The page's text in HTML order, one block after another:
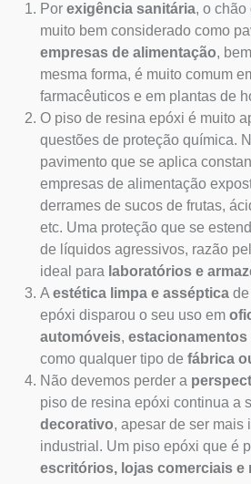
Por exigência sanitária, o chão
muito bem considerado como
empresas de alimentação,
mesma forma, é muito comum
farmacêuticos e em plantas de
O piso de resina epóxi é muito
questões de proteção química.
pavimento que se aplica
empresas de alimentação
derrames de sucos de frutas,
etc. Uma proteção que se
de líquidos agressivos, razão
ideal para laboratórios e
Aestética limpa e asséptica
epóxi disparou o seu uso em
automóveis, estacionamentos
como qualquer tipo de fábrica
Não devemos perder a
piso de resina epóxi continua a
decorativo, apesar de ser mais
industrial. Um piso epóxi que é
escritórios, lojas comerciais e